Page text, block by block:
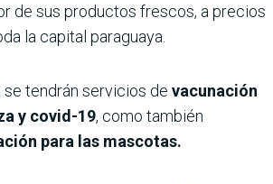
de sus productos frescos, a precios
la capital paraguaya.
se tendrán servicios de vacunación
y covid-19, como también
para las mascotas.